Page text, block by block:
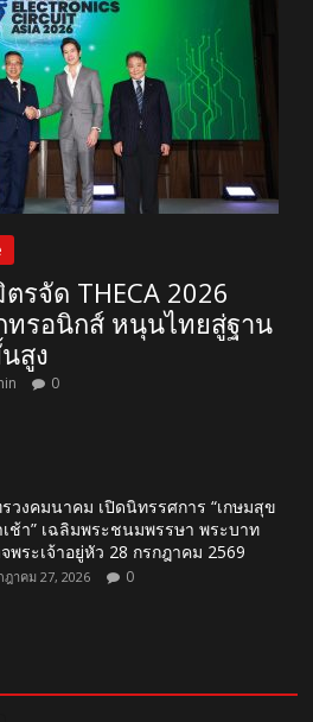
รจัด THECA 2026
ทรอนิกส์ หนุนไทยสู่ฐาน
สูง
0
วงคมนาคม เปิดนิทรรศการ “เกษมสุข
ช้า” เฉลิมพระชนมพรรษา พระบาท
พระเจ้าอยู่หัว 28 กรกฎาคม 2569
ฎาคม 27, 2026 0